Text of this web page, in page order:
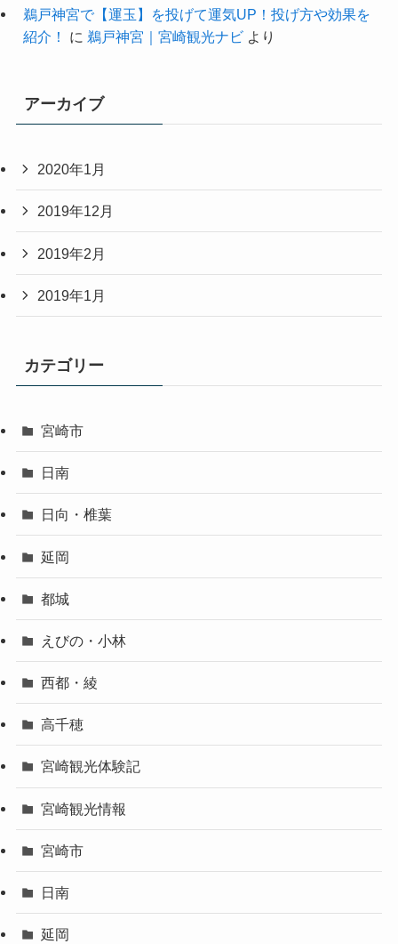
鵜戸神宮で【運玉】を投げて運気UP！投げ方や効果を
紹介！
に 鵜戸神宮｜宮崎観光ナビより
アーカイブ
2020年1月
2019年12月
2019年2月
2019年1月
カテゴリー
宮崎市
日南
日向・椎葉
延岡
都城
えびの・小林
西都・綾
高千穂
宮崎観光体験記
宮崎観光情報
宮崎市
日南
延岡